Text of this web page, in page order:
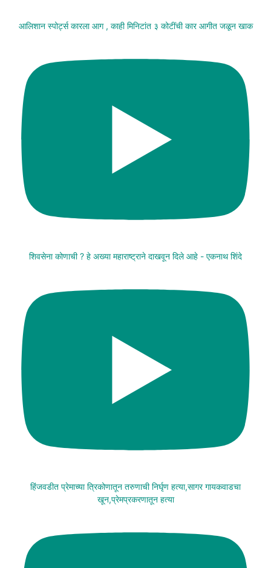
आलिशान स्पोर्ट्स कारला आग , काही मिनिटांत ३ कोटींची कार आगीत जळून खाक
शिवसेना कोणाची ? हे अख्या महाराष्ट्राने दाखवून दिले आहे - एकनाथ शिंदे
हिंजवडीत प्रेमाच्या त्रिकोणातून तरुणाची निर्घृण हत्या,सागर गायकवाडचा
खून,प्रेमप्रकरणातून हत्या